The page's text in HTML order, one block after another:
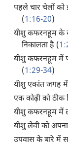
पहले चार चेलों को
(1:16-20)
यीशु कफरनहूम के
निकालता है (
यीशु कफरनहूम में
(1:29-34)
यीशु एकांत जगह में
एक कोढ़ी को ठीक
यीशु कफरनहूम में
यीशु लेवी को
उपवास के बारे में